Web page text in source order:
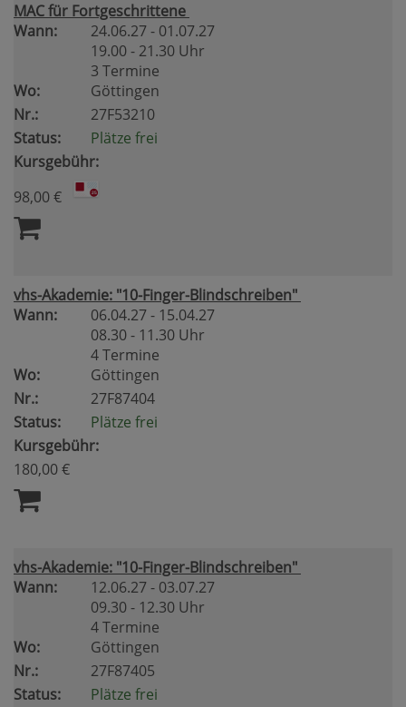
MAC für Fortgeschrittene
Wann:
24.06.27 - 01.07.27
19.00 - 21.30 Uhr
3 Termine
Wo:
Göttingen
Nr.:
27F53210
Status:
Plätze frei
Kursgebühr:
98,00 €
vhs-Akademie: "10-Finger-Blindschreiben"
Wann:
06.04.27 - 15.04.27
08.30 - 11.30 Uhr
4 Termine
Wo:
Göttingen
Nr.:
27F87404
Status:
Plätze frei
Kursgebühr:
180,00 €
vhs-Akademie: "10-Finger-Blindschreiben"
Wann:
12.06.27 - 03.07.27
09.30 - 12.30 Uhr
4 Termine
Wo:
Göttingen
Nr.:
27F87405
Status:
Plätze frei